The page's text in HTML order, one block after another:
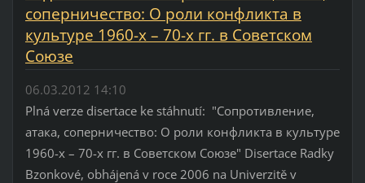
соперничество: О роли конфликта в
культуре 1960-х – 70-х гг. в Советском
Союзе
06.03.2012 14:10
Plná verze disertace ke stáhnutí: "Сопротивление,
атака, соперничество: О роли конфликта в культуре
1960-х – 70-х гг. в Советском Союзе" Disertace Radky
Bzonkové, obhájená v roce 2006 na Univerzitě v